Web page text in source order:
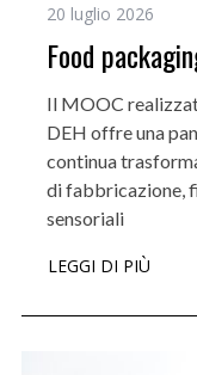
20 luglio 2026
Food
Il MOOC
DEH offre una
continua
di fabbricazione,
sensoriali
LEGGI DI PIÙ